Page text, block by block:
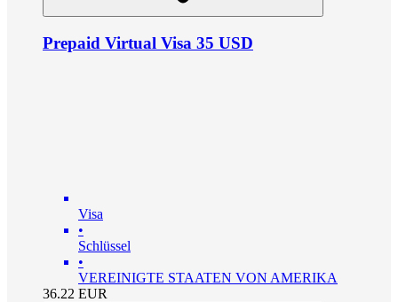
Prepaid Virtual Visa 35 USD
Visa
•
Schlüssel
•
VEREINIGTE STAATEN VON AMERIKA
36.22 EUR